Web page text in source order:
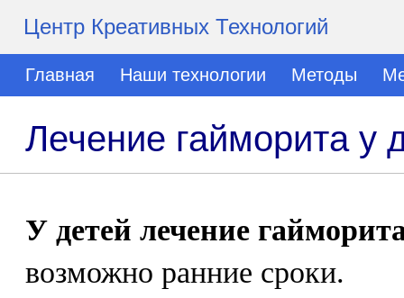
Центр Креативных Технологий
Главная Наши технологии Методы
Лечение гайморита у
У детей лечение
возможно ранние сроки.